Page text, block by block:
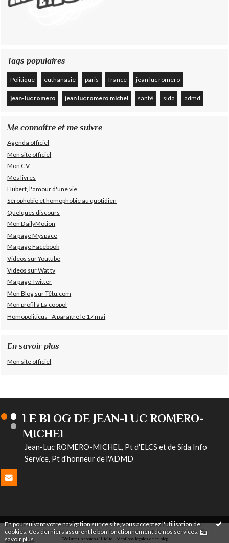
En poursuivant votre navigation sur ce site, vous acceptez l'utilisation de
cookies. Ces derniers assurent le bon fonctionnement de nos services.En
savoir plus
Tags populaires
Politique euthanasie paris france jean luc romero
jean-luc romero jean luc romero michel santé sida admd
Me connaître et me suivre
Agenda officiel
Mon site officiel
Mon CV
Mes livres
Hubert, l'amour d'une vie
Sérophobie et homophobie au quotidien
Quelques discours
Mon DailyMotion
Ma page Myspace
Ma page Facebook
Videos sur Youtube
Videos sur Wat tv
Ma page Twitter
Mon Blog sur Têtu.com
Mon profil à La coopol
Homopoliticus - A paraître le 17 mai
En savoir plus
Mon site officiel
LE BLOG DE JEAN-LUC ROMERO-
MICHEL
Jean-Luc ROMERO-MICHEL, Pt d'ELCS et de Sida Info
Service, Pt d'honneur de l'ADMD
Déclarer un contenu illicite| Mentions légales de ce blog